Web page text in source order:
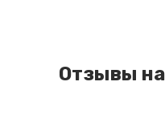
Отзывы